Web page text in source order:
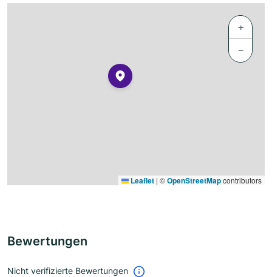
+
−
Leaflet | ©OpenStreetMapcontributors
Bewertungen
Nicht verifizierte Bewertungen